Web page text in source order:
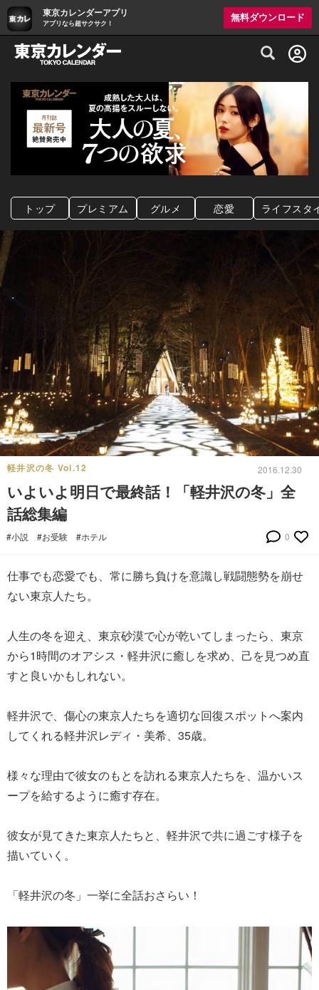
東京カレンダーアプリ
アプリなら超サクサク！
無料ダウンロード
グルメ情報・プレミアムレストラン予約
トップ プレミアム グルメ 恋愛 ライフスタ
軽井沢の冬 Vol.12 2016.12.30
いよいよ明日で最終話！「軽井沢の冬」全
話総集編
#小説 #お受験 #ホテル 0
仕事でも恋愛でも、常に勝ち負けを意識し戦闘態勢を崩せ
ない東京人たち。
人生の冬を迎え、東京砂漠で心が乾いてしまったら、東京
から1時間のオアシス・軽井沢に癒しを求め、己を見つめ直
すと良いかもしれない。
軽井沢で、傷心の東京人たちを適切な回復スポットへ案内
してくれる軽井沢レディ・美希、35歳。
様々な理由で彼女のもとを訪れる東京人たちを、温かいス
ープを給するように癒す存在。
彼女が見てきた東京人たちと、軽井沢で共に過ごす様子を
描いていく。
「軽井沢の冬」一挙に全話おさらい！